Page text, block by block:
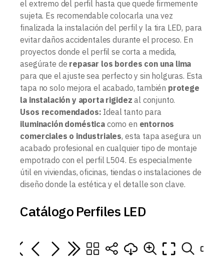
el extremo del perfil hasta que quede firmemente
sujeta. Es recomendable colocarla una vez
finalizada la instalación del perfil y la tira LED, para
evitar daños accidentales durante el proceso. En
proyectos donde el perfil se corta a medida,
asegúrate de repasar los bordes con una lima
para que el ajuste sea perfecto y sin holguras. Esta
tapa no solo mejora el acabado, también protege
la instalación y aporta rigidez al conjunto.
Usos recomendados: Ideal tanto para
iluminación domésticacomo en entornos
comerciales o industriales, esta tapa asegura un
acabado profesional en cualquier tipo de montaje
empotrado con el perfil L504. Es especialmente
útil en viviendas, oficinas, tiendas o instalaciones de
diseño donde la estética y el detalle son clave.
Catálogo Perfiles LED